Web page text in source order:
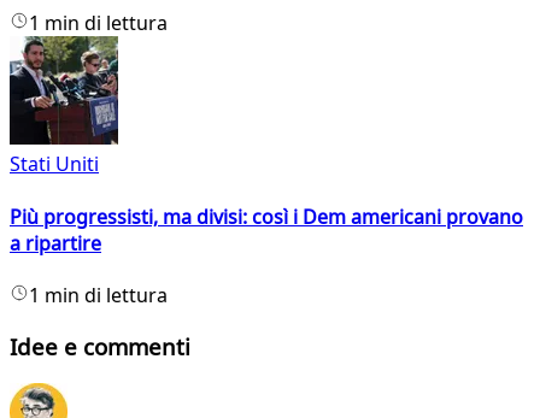
1 min di lettura
Stati Uniti
Più progressisti, ma divisi: così i Dem americani provano
a ripartire
1 min di lettura
Idee e commenti